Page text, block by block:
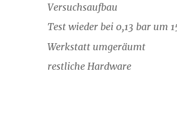
Versuchsaufbau
Test wieder bei 0,13 bar um
Werkstatt umgeräumt
restliche Hardware